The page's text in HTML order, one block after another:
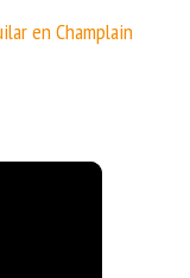
en Champlain